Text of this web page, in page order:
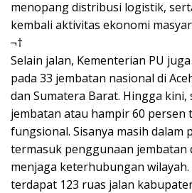
menopang distribusi logistik,
kembali aktivitas ekonomi
¬†
Selain jalan, Kementerian PU
pada 33 jembatan nasional di
dan Sumatera Barat. Hingga kini,
jembatan atau hampir 60 persen
fungsional. Sisanya masih dalam
termasuk penggunaan
menjaga keterhubungan
terdapat 123 ruas jalan